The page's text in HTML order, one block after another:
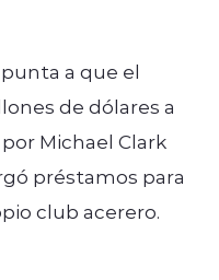
a que el
de dólares a
Michael Clark
préstamos para
club acerero.